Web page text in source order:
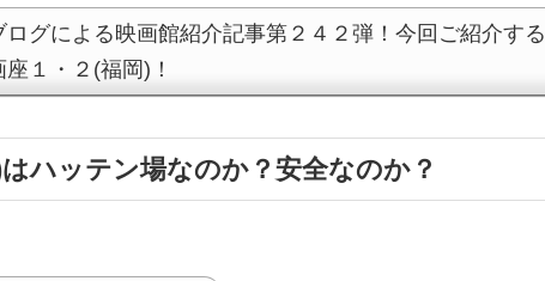
ログによる映画館紹介記事第２４２弾！今回ご紹介する
１・２(福岡)！
ハッテン場なのか？安全なのか？